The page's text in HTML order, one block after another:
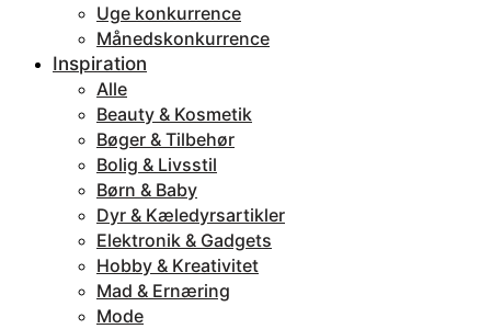
Uge konkurrence
Månedskonkurrence
Inspiration
Alle
Beauty & Kosmetik
Bøger & Tilbehør
Bolig & Livsstil
Børn & Baby
Dyr & Kæledyrsartikler
Elektronik & Gadgets
Hobby & Kreativitet
Mad & Ernæring
Mode